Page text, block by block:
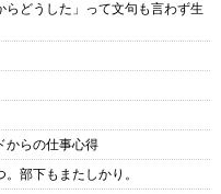
どうした」って文句も言わず生
からの仕事心得
部下もまたしかり。